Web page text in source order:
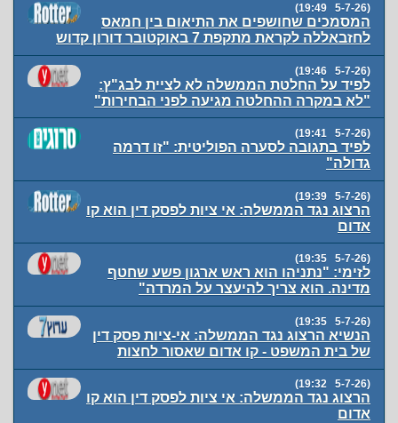
(5-7-26 19:49)
המסמכים שחושפים את התיאום בין חמאס
לחזבאללה לקראת מתקפת 7 באוקטובר דורון קדוש
(5-7-26 19:46)
לפיד על החלטת הממשלה לא לציית לבג"ץ:
"לא במקרה ההחלטה מגיעה לפני הבחירות"
(5-7-26 19:41)
לפיד בתגובה לסערה הפוליטית: "זו דרמה
גדולה"
(5-7-26 19:39)
הרצוג נגד הממשלה: אי ציות לפסק דין הוא קו
אדום
(5-7-26 19:35)
לזימי: "נתניהו הוא ראש ארגון פשע שחטף
מדינה. הוא צריך להיעצר על המרדה"
(5-7-26 19:35)
הנשיא הרצוג נגד הממשלה: אי-ציות פסק דין
של בית המשפט - קו אדום שאסור לחצות
(5-7-26 19:32)
הרצוג נגד הממשלה: אי ציות לפסק דין הוא קו
אדום